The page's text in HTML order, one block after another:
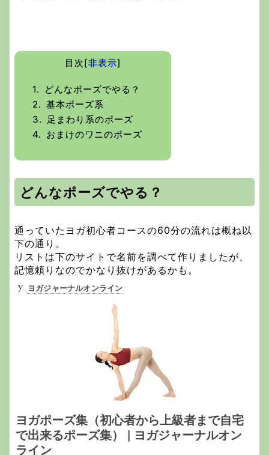
目次[非表示]
1.
どんなポーズでやる？
2. 基本ポーズ系
3. 足まわり系のポーズ
4. おまけのワニのポーズ
どんなポーズでやる？
通っていたヨガ初心者コースの60分の流れは概ね以
下の通り。
リストは下のサイトで名前を調べて作りましたが、
記憶頼りなのでかなり抜けがあるかも。